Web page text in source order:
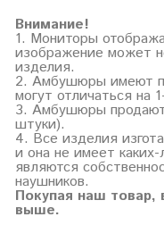
Внимание!
1. Мониторы
изображение может
изделия.
2. Амбушюры имеют
могут отличаться на
3. Амбушюры
штуки).
4. Все изделия
и она не имеет
являются
наушников.
Покупая наш товар,
выше.